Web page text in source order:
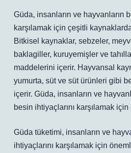
Güda, insanların ve hayvanların
karşılamak için çeşitli
Bitkisel kaynaklar, sebzeler,
baklagiller, kuruyemişler ve
maddelerini içerir. Hayvansal
yumurta, süt ve süt ürünleri gibi
içerir. Güda, insanların ve
besin ihtiyaçlarını karşılamak
Güda tüketimi, insanların ve
ihtiyaçlarını karşılamak için